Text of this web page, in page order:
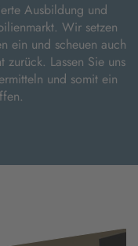
Ausbildung und
Wir setzen
ein und scheuen auch
zurück. Lassen Sie uns
und somit ein